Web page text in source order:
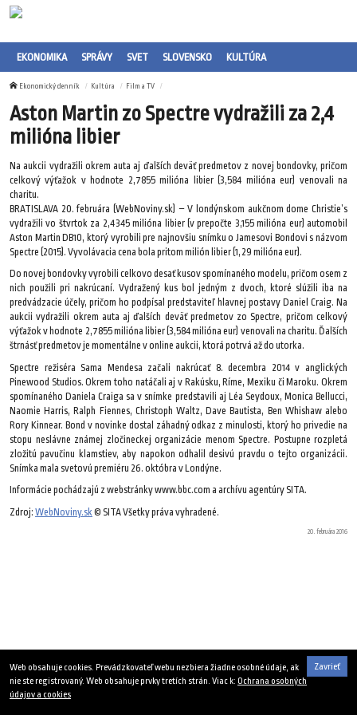
EKONOMIKA SPRÁVY SVET SLOVENSKO KULTÚRA
Ekonomický denník Kultúra Film a TV
Aston Martin zo Spectre vydražili za 2,4
milióna libier
Na aukcii vydražili okrem auta aj ďalších deväť predmetov z novej bondovky, pričom
celkový výťažok v hodnote 2,7855 milióna libier (3,584 milióna eur) venovali na
charitu.
BRATISLAVA 20. februára (WebNoviny.sk) – V londýnskom aukčnom dome Christie’s
vydražili vo štvrtok za 2,4345 milióna libier (v prepočte 3,155 milióna eur) automobil
Aston Martin DB10, ktorý vyrobili pre najnovšiu snímku o Jamesovi Bondovi s názvom
Spectre (2015). Vyvolávacia cena bola pritom milión libier (1,29 milióna eur).
Do novej bondovky vyrobili celkovo desať kusov spomínaného modelu, pričom osem z
nich použili pri nakrúcaní. Vydražený kus bol jedným z dvoch, ktoré slúžili iba na
predvádzacie účely, pričom ho podpísal predstaviteľ hlavnej postavy Daniel Craig. Na
aukcii vydražili okrem auta aj ďalších deväť predmetov zo Spectre, pričom celkový
výťažok v hodnote 2,7855 milióna libier (3,584 milióna eur) venovali na charitu. Ďalších
štrnásť predmetov je momentálne v online aukcii, ktorá potrvá až do utorka.
Spectre režiséra Sama Mendesa začali nakrúcať 8. decembra 2014 v anglických
Pinewood Studios. Okrem toho natáčali aj v Rakúsku, Ríme, Mexiku či Maroku. Okrem
spomínaného Daniela Craiga sa v snímke predstavili aj Léa Seydoux, Monica Bellucci,
Naomie Harris, Ralph Fiennes, Christoph Waltz, Dave Bautista, Ben Whishaw alebo
Rory Kinnear. Bond v novinke dostal záhadný odkaz z minulosti, ktorý ho privedie na
stopu neslávne známej zločineckej organizácie menom Spectre. Postupne rozpletá
zložitú pavučinu klamstiev, aby napokon odhalil desivú pravdu o tejto organizácii.
Snímka mala svetovú premiéru 26. októbra v Londýne.
Informácie pochádzajú z webstránky www.bbc.com a archívu agentúry SITA.
Zdroj: WebNoviny.sk © SITA Všetky práva vyhradené.
20. februára 2016
Zavrieť
Web obsahuje cookies. Prevádzkovateľ webu nezbiera žiadne osobné údaje, ak
nie ste registrovaný. Web obsahuje prvky tretích strán. Viac k: Ochrana osobných
údajov a cookies